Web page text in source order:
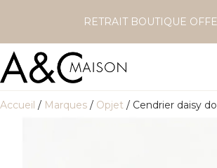
RETRAIT BOUTIQUE
Accueil / Marques / Opjet / Cendrier daisy